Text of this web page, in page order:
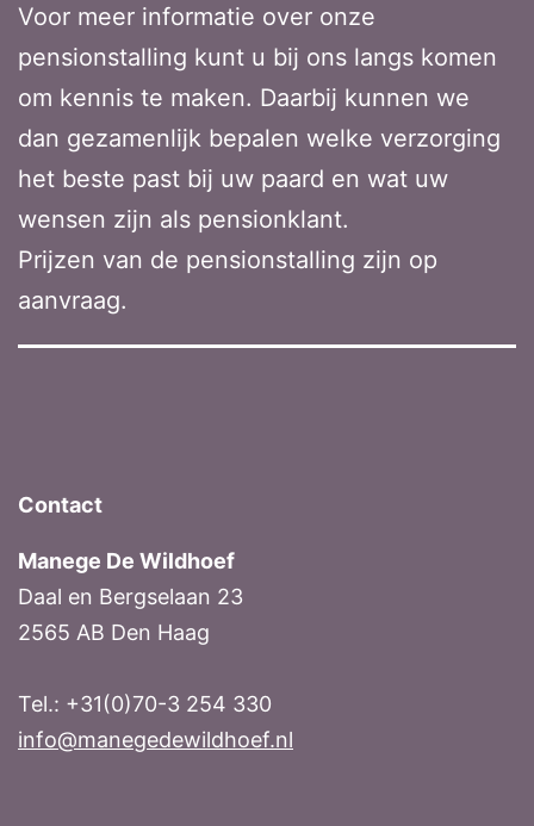
Voor meer informatie over onze
pensionstalling kunt u bij ons langs komen
om kennis te maken. Daarbij kunnen we
dan gezamenlijk bepalen welke verzorging
het beste past bij uw paard en wat uw
wensen zijn als pensionklant.
Prijzen van de pensionstalling zijn op
aanvraag.
Contact
Manege De Wildhoef
Daal en Bergselaan 23
2565 AB Den Haag
Tel.: +31(0)70-3 254 330
info@manegedewildhoef.nl